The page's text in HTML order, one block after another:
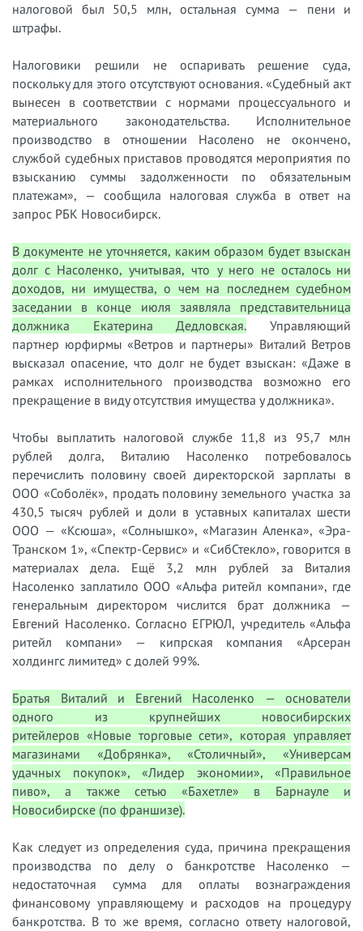
налоговой был 50,5 млн, остальная сумма — пени и
штрафы.
Налоговики решили не оспаривать решение суда,
поскольку для этого отсутствуют основания. «Судебный акт
вынесен в соответствии с нормами процессуального и
материального законодательства. Исполнительное
производство в отношении Насолено не окончено,
службой судебных приставов проводятся мероприятия по
взысканию суммы задолженности по обязательным
платежам», — сообщила налоговая служба в ответ на
запрос РБК Новосибирск.
В документе не уточняется, каким образом будет взыскан
долг с Насоленко, учитывая, что у него не осталось ни
доходов, ни имущества, о чем на последнем судебном
заседании в конце июля заявляла представительница
должника Екатерина Дедловская. Управляющий
партнер юрфирмы «Ветров и партнеры» Виталий Ветров
высказал опасение, что долг не будет взыскан: «Даже в
рамках исполнительного производства возможно его
прекращение в виду отсутствия имущества у должника».
Чтобы выплатить налоговой службе 11,8 из 95,7 млн
рублей долга, Виталию Насоленко потребовалось
перечислить половину своей директорской зарплаты в
ООО «Соболёк», продать половину земельного участка за
430,5 тысяч рублей и доли в уставных капиталах шести
ООО — «Ксюша», «Солнышко», «Магазин Аленка», «Эра-
Транском 1», «Спектр-Сервис» и «СибСтекло», говорится в
материалах дела. Ещё 3,2 млн рублей за Виталия
Насоленко заплатило ООО «Альфа ритейл компани», где
генеральным директором числится брат должника —
Евгений Насоленко. Согласно ЕГРЮЛ, учредитель «Альфа
ритейл компани» — кипрская компания «Арсеран
холдингс лимитед» с долей 99%.
Братья Виталий и Евгений Насоленко — основатели
одного из крупнейших новосибирских
ритейлеров «Новые торговые сети», которая управляет
магазинами «Добрянка», «Столичный», «Универсам
удачных покупок», «Лидер экономии», «Правильное
пиво», а также сетью «Бахетле» в Барнауле и
Новосибирске (по франшизе).
Как следует из определения суда, причина прекращения
производства по делу о банкротстве Насоленко —
недостаточная сумма для оплаты вознаграждения
финансовому управляющему и расходов на процедуру
банкротства. В то же время, согласно ответу налоговой,